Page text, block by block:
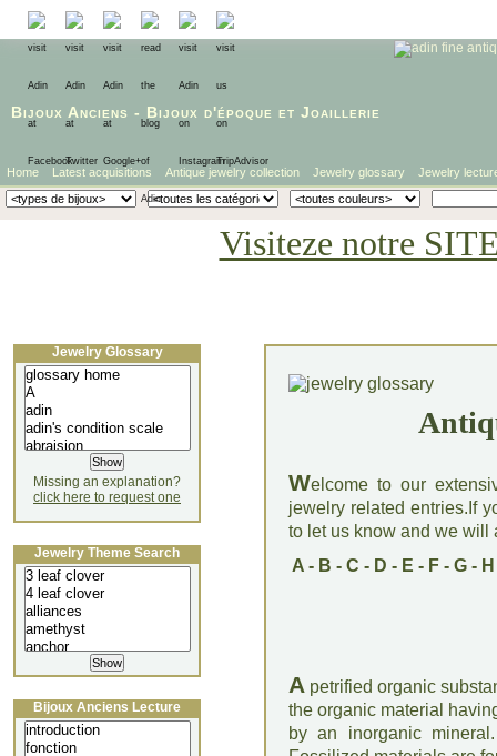
Bijoux Anciens - Bijoux d'époque et Joaillerie
Home Latest acquisitions Antique jewelry collection Jewelry glossary Jewelry
Visiteze notre
Welcome to our
jewelry related entries.If
to let us know and we will
A- B - C - D - E - F- G- H
A petrified organic
the organic material
by an inorganic
Jewelry Glossary
Missing an explanation?
click here to request one
Jewelry Theme Search
Bijoux Anciens Lecture